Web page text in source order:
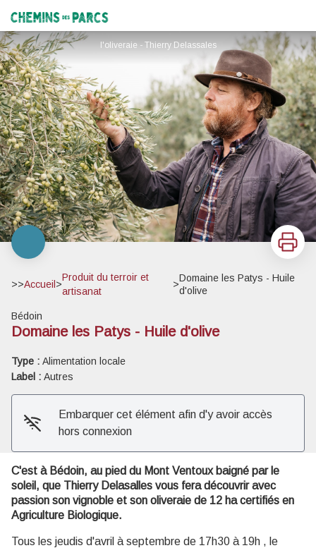
Chemins des Parcs
l'oliveraie - Thierry Delassales
Imprimer
>>Accueil >
Produit du terroir et
artisanat
>
Domaine les Patys - Huile
d'olive
Bédoin
Domaine les Patys - Huile d'olive
Type : Alimentation locale
Label : Autres
Embarquer cet élément afin d'y avoir accès
hors connexion
C'est à Bédoin, au pied du Mont Ventoux baigné par le
soleil, que Thierry Delasalles vous fera découvrir avec
passion son vignoble et son oliveraie de 12 ha certifiés en
Agriculture Biologique.
Tous les jeudis d'avril à septembre de 17h30 à 19h , le